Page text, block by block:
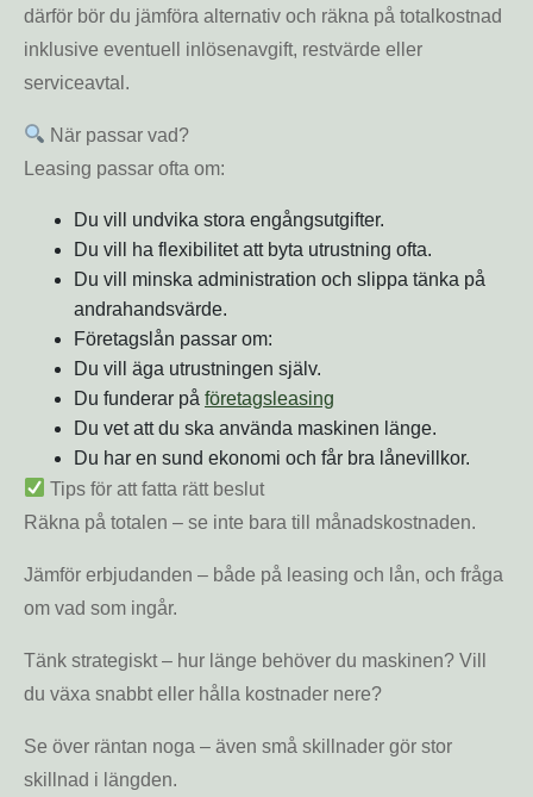
därför bör du jämföra alternativ och räkna på totalkostnad
inklusive eventuell inlösenavgift, restvärde eller
serviceavtal.
När passar vad?
Leasing passar ofta om:
Du vill undvika stora engångsutgifter.
Du vill ha flexibilitet att byta utrustning ofta.
Du vill minska administration och slippa tänka på
andrahandsvärde.
Företagslån passar om:
Du vill äga utrustningen själv.
Du funderar på företagsleasing
Du vet att du ska använda maskinen länge.
Du har en sund ekonomi och får bra lånevillkor.
Tips för att fatta rätt beslut
Räkna på totalen – se inte bara till månadskostnaden.
Jämför erbjudanden – både på leasing och lån, och fråga
om vad som ingår.
Tänk strategiskt – hur länge behöver du maskinen? Vill
du växa snabbt eller hålla kostnader nere?
Se över räntan noga – även små skillnader gör stor
skillnad i längden.